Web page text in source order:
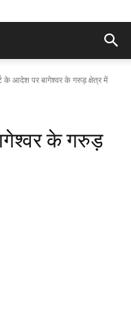
के आदेश पर बागेश्वर के गरुड़ क्षेत्र में
के गरुड़